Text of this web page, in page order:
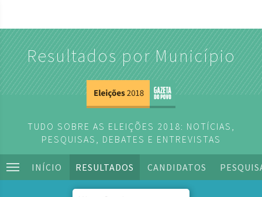
Resultados por Município
TUDO SOBRE AS ELEIÇÕES 2018: NOTÍCIAS,
PESQUISAS, DEBATES E ENTREVISTAS
INÍCIO RESULTADOS CANDIDATOS